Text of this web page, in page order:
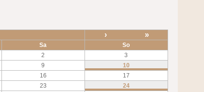
› »
Sa
So
2
3
9
10
16
17
23
24